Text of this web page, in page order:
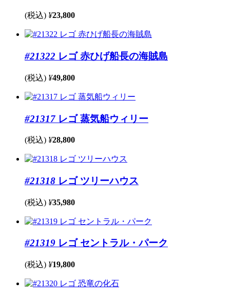
(税込) ¥23,800
#21322 レゴ 赤ひげ船長の海賊島
(税込) ¥49,800
#21317 レゴ 蒸気船ウィリー
(税込) ¥28,800
#21318 レゴ ツリーハウス
(税込) ¥35,980
#21319 レゴ セントラル・パーク
(税込) ¥19,800